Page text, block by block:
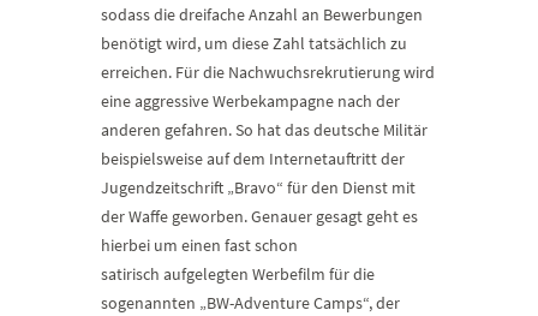
sodass die dreifache Anzahl an Bewerbungen
benötigt wird, um diese Zahl tatsächlich zu
erreichen. Für die Nachwuchsrekrutierung wird
eine aggressive Werbekampagne nach der
anderen gefahren. So hat das deutsche Militär
beispielsweise auf dem Internetauftritt der
Jugendzeitschrift „Bravo“ für den Dienst mit
der Waffe geworben. Genauer gesagt geht es
hierbei um einen fast schon
satirisch aufgelegten Werbefilm für die
sogenannten „BW-Adventure Camps“, der